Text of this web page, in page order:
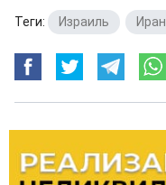
Теги: Израиль Иран